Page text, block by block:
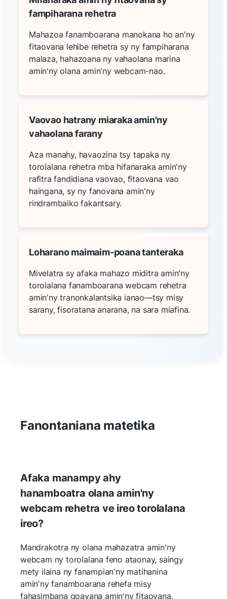
fampiharana rehetra
Mahazoa fanamboarana manokana ho an'ny
fitaovana lehibe rehetra sy ny fampiharana
malaza, hahazoana ny vahaolana marina
amin'ny olana amin'ny webcam-nao.
Vaovao hatrany miaraka amin'ny
vahaolana farany
Aza manahy, havaozina tsy tapaka ny
torolalana rehetra mba hifanaraka amin'ny
rafitra fandidiana vaovao, fitaovana vao
haingana, sy ny fanovana amin'ny
rindrambaiko fakantsary.
Loharano maimaim-poana tanteraka
Mivelatra sy afaka mahazo miditra amin'ny
torolalana fanamboarana webcam rehetra
amin'ny tranonkalantsika ianao—tsy misy
sarany, fisoratana anarana, na sara miafina.
Fanontaniana matetika
Afaka manampy ahy
hanamboatra olana amin'ny
webcam rehetra ve ireo torolalana
ireo?
Mandrakotra ny olana mahazatra amin'ny
webcam ny torolalana feno ataonay, saingy
mety ilaina ny fanampian'ny matihanina
amin'ny fanamboarana rehefa misy
fahasimbana goavana amin'ny fitaovana.